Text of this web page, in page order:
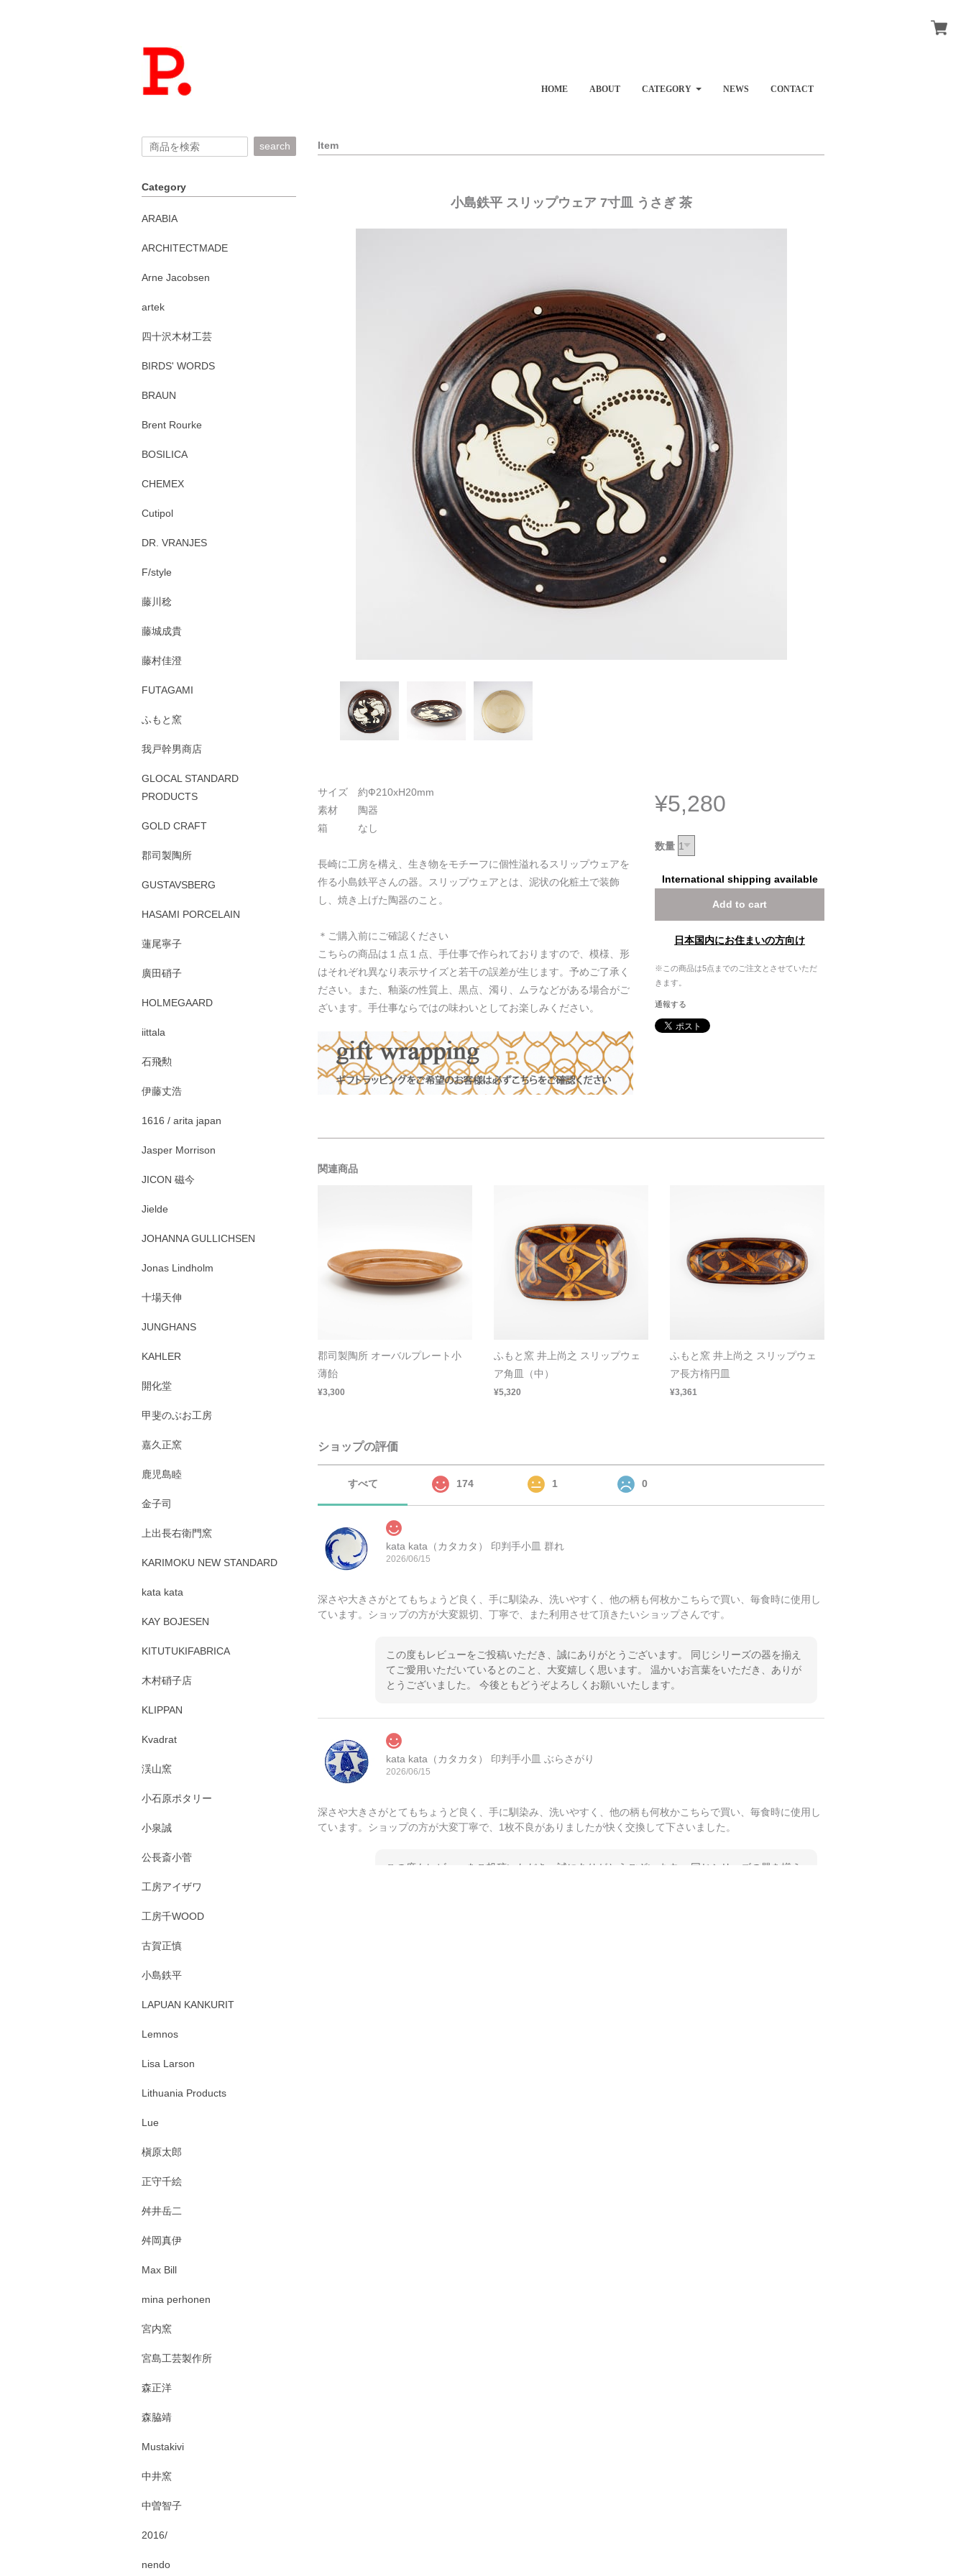
HOME ABOUT CATEGORY NEWS CONTACT
Item
小島鉄平 スリップウェア 7寸皿 うさぎ 茶
サイズ 約Ф210xH20mm
素材 陶器
箱 なし
長崎に工房を構え、生き物をモチーフに個性溢れるスリップウェアを
作る小島鉄平さんの器。スリップウェアとは、泥状の化粧土で装飾
し、焼き上げた陶器のこと。
＊ご購入前にご確認ください
こちらの商品は１点１点、手仕事で作られておりますので、模様、形
はそれぞれ異なり表示サイズと若干の誤差が生じます。予めご了承く
ださい。また、釉薬の性質上、黒点、濁り、ムラなどがある場合がご
ざいます。手仕事ならではの味わいとしてお楽しみください。
¥5,280
数量
International shipping available
Add to cart
日本国内にお住まいの方向け
※この商品は5点までのご注文とさせていただ
きます。
通報する
関連商品
郡司製陶所 オーバルプレート小
薄飴
¥3,300
ふもと窯 井上尚之 スリップウェ
ア角皿（中）
¥5,320
ふもと窯 井上尚之 スリップウェ
ア長方楕円皿
¥3,361
ショップの評価
すべて 174 1 0
kata kata（カタカタ） 印判手小皿 群れ
2026/06/15
深さや大きさがとてもちょうど良く、手に馴染み、洗いやすく、他の柄も何枚かこちらで買い、毎食時に使用し
ています。ショップの方が大変親切、丁寧で、また利用させて頂きたいショップさんです。
この度もレビューをご投稿いただき、誠にありがとうございます。 同じシリーズの器を揃え
てご愛用いただいているとのこと、大変嬉しく思います。 温かいお言葉をいただき、ありが
とうございました。 今後ともどうぞよろしくお願いいたします。
kata kata（カタカタ） 印判手小皿 ぶらさがり
2026/06/15
深さや大きさがとてもちょうど良く、手に馴染み、洗いやすく、他の柄も何枚かこちらで買い、毎食時に使用し
ています。ショップの方が大変丁寧で、1枚不良がありましたが快く交換して下さいました。
この度もレビューをご投稿いただき、誠にありがとうございます。 同じシリーズの器を揃え
search
Category
ARABIA
ARCHITECTMADE
Arne Jacobsen
artek
四十沢木材工芸
BIRDS' WORDS
BRAUN
Brent Rourke
BOSILICA
CHEMEX
Cutipol
DR. VRANJES
F/style
藤川稔
藤城成貴
藤村佳澄
FUTAGAMI
ふもと窯
我戸幹男商店
GLOCAL STANDARD
PRODUCTS
GOLD CRAFT
郡司製陶所
GUSTAVSBERG
HASAMI PORCELAIN
蓮尾寧子
廣田硝子
HOLMEGAARD
iittala
石飛勲
伊藤丈浩
1616 / arita japan
Jasper Morrison
JICON 磁今
Jielde
JOHANNA GULLICHSEN
Jonas Lindholm
十場天伸
JUNGHANS
KAHLER
開化堂
甲斐のぶお工房
嘉久正窯
鹿児島睦
金子司
上出長右衛門窯
KARIMOKU NEW STANDARD
kata kata
KAY BOJESEN
KITUTUKIFABRICA
木村硝子店
KLIPPAN
Kvadrat
渓山窯
小石原ポタリー
小泉誠
公長斎小菅
工房アイザワ
工房千WOOD
古賀正慎
小島鉄平
LAPUAN KANKURIT
Lemnos
Lisa Larson
Lithuania Products
Lue
槇原太郎
正守千絵
舛井岳二
舛岡真伊
Max Bill
mina perhonen
宮内窯
宮島工芸製作所
森正洋
森脇靖
Mustakivi
中井窯
中曽智子
2016/
nendo